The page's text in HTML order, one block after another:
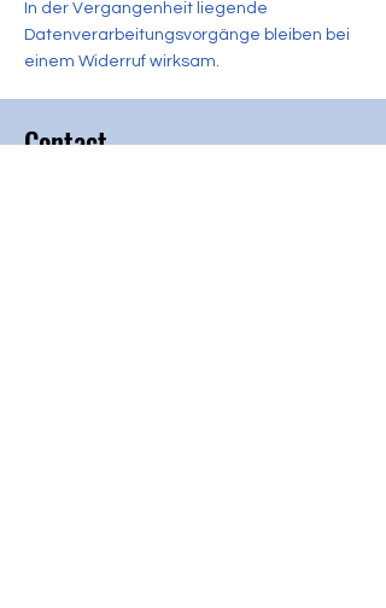
In der Vergangenheit liegende
Datenverarbeitungsvorgänge bleiben bei
einem Widerruf wirksam.
Contact